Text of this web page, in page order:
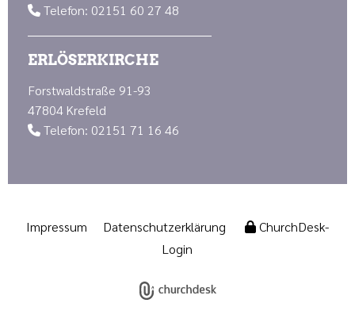
 Telefon: 02151 60 27 48
ERLÖSERKIRCHE
Forstwaldstraße 91-93
47804 Krefeld
 Telefon: 02151 71 16 46
Impressum Datenschutzerklärung
ChurchDesk-
Login